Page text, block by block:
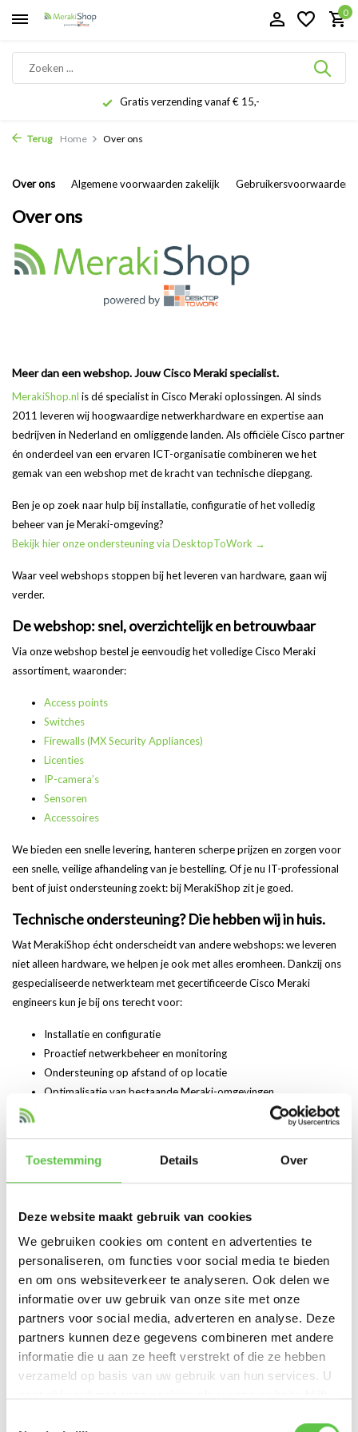
Toestemming Details Over
Deze website maakt gebruik van cookies
We gebruiken cookies om content en advertenties te
personaliseren, om functies voor social media te bieden
en om ons websiteverkeer te analyseren. Ook delen we
informatie over uw gebruik van onze site met onze
partners voor social media, adverteren en analyse. Deze
partners kunnen deze gegevens combineren met andere
informatie die u aan ze heeft verstrekt of die ze hebben
verzameld op basis van uw gebruik van hun services. U
0
Gratis verzending vanaf € 15,-
Terug Home Over ons
Over ons Algemene voorwaarden zakelijk Gebruikersvoorwaarden
Over ons
Meer dan een webshop. Jouw Cisco Meraki specialist.
MerakiShop.nl is dé specialist in Cisco Meraki oplossingen. Al sinds
2011 leveren wij hoogwaardige netwerkhardware en expertise aan
bedrijven in Nederland en omliggende landen. Als officiële Cisco partner
én onderdeel van een ervaren ICT-organisatie combineren we het
gemak van een webshop met de kracht van technische diepgang.
Ben je op zoek naar hulp bij installatie, configuratie of het volledig
beheer van je Meraki-omgeving?
Bekijk hier onze ondersteuning via DesktopToWork →
Waar veel webshops stoppen bij het leveren van hardware, gaan wij
verder.
De webshop: snel, overzichtelijk en betrouwbaar
Via onze webshop bestel je eenvoudig het volledige Cisco Meraki
assortiment, waaronder:
Access points
Switches
Firewalls (MX Security Appliances)
Licenties
IP-camera’s
Sensoren
Accessoires
We bieden een snelle levering, hanteren scherpe prijzen en zorgen voor
een snelle, veilige afhandeling van je bestelling. Of je nu IT-professional
bent of juist ondersteuning zoekt: bij MerakiShop zit je goed.
Technische ondersteuning? Die hebben wij in huis.
Wat MerakiShop écht onderscheidt van andere webshops: we leveren
niet alleen hardware, we helpen je ook met alles eromheen. Dankzij ons
gespecialiseerde netwerkteam met gecertificeerde Cisco Meraki
engineers kun je bij ons terecht voor:
Installatie en configuratie
Proactief netwerkbeheer en monitoring
Ondersteuning op afstand of op locatie
Optimalisatie van bestaande Meraki-omgevingen
Wil je het beheer volledig uit handen geven? Geen probleem. Samen
met onze partnerDesktopToWorkbieden we maatwerkoplossingen
voor bedrijven die ontzorgd willen worden.
✔️ Officiële Cisco Meraki partner
✔️ Meer dan 10 jaar ervaring
✔️ Gecertificeerde engineers in huis
✔️ Snelle levering
✔️ Laagste prijsgarantie
✔️ Klanten in Nederland en Europa
✔️ Volledige technische ondersteuning op aanvraag
Jouw Meraki, onze zorg
ondersteuning haal je een toekomstbestendig netwerk in huis, volledig